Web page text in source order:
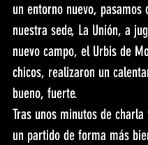
un entorno nuevo, pasamos
nuestra sede, La Unión, a
nuevo campo, el Urbis de
chicos, realizaron un
bueno, fuerte.
Tras unos minutos de
un partido de forma más